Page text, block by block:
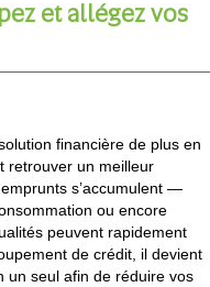
et allégez vos
financière de plus en
retrouver un meilleur
s’accumulent —
ou encore
peuvent rapidement
de crédit, il devient
un seul afin de réduire vos